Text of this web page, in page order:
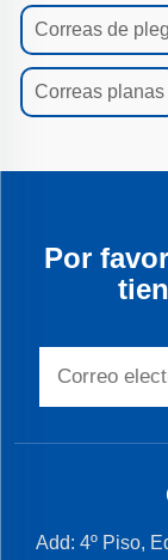
Correas de
Correas planas
Por
Add: 4º Piso,